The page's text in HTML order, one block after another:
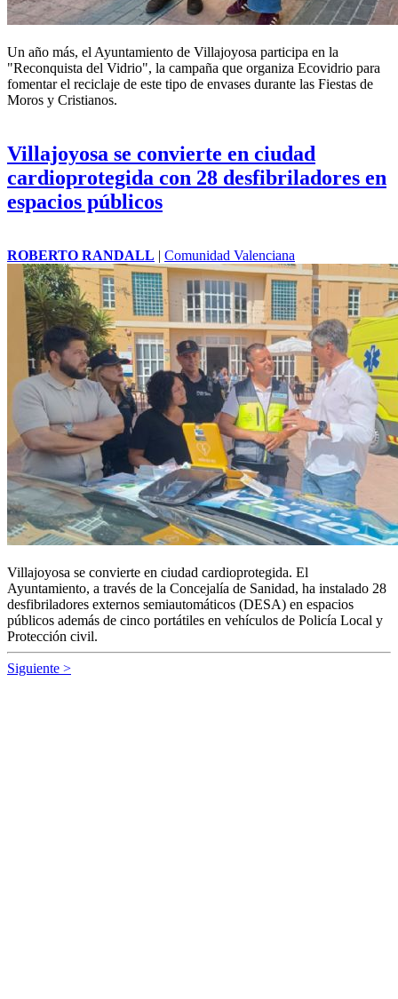
Un año más, el Ayuntamiento de Villajoyosa participa en la
"Reconquista del Vidrio", la campaña que organiza Ecovidrio para
fomentar el reciclaje de este tipo de envases durante las Fiestas de
Moros y Cristianos.
Villajoyosa se convierte en ciudad
cardioprotegida con 28 desfibriladores en
espacios públicos
ROBERTO RANDALL | Comunidad Valenciana
Villajoyosa se convierte en ciudad cardioprotegida. El
Ayuntamiento, a través de la Concejalía de Sanidad, ha instalado 28
desfibriladores externos semiautomáticos (DESA) en espacios
públicos además de cinco portátiles en vehículos de Policía Local y
Protección civil.
Siguiente >